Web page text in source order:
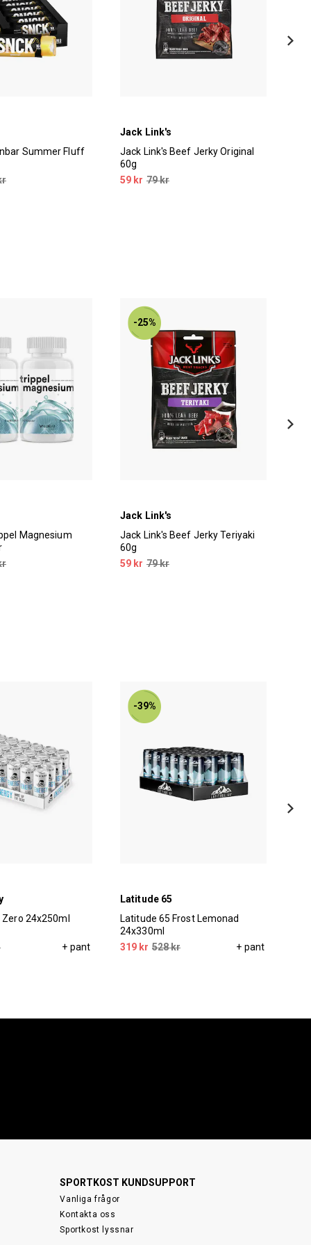
Summer Fluff
Jack Link's
Jack Link's Beef Jerky Original
60g
59 kr 79 kr
Magnesium
-25%
Jack Link's
Jack Link's Beef Jerky Teriyaki
60g
59 kr 79 kr
24x250ml
+ pant
-39%
Latitude 65
Latitude 65 Frost Lemonad
24x330ml
319 kr 528 kr + pant
SPORTKOST KUNDSUPPORT
Vanliga frågor
Kontakta oss
Sportkost lyssnar